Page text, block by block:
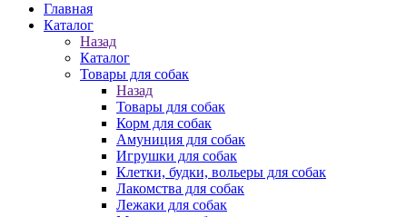
Главная
Каталог
Назад
Каталог
Товары для собак
Назад
Товары для собак
Корм для собак
Амуниция для собак
Игрушки для собак
Клетки, будки, вольеры для собак
Лакомства для собак
Лежаки для собак